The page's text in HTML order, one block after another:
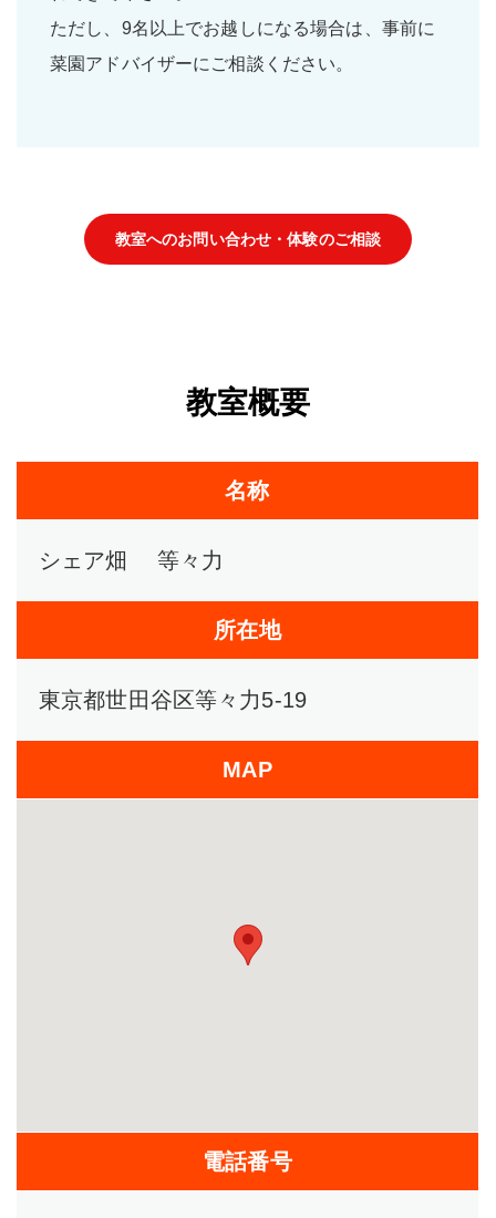
ただし、9名以上でお越しになる場合は、事前に
菜園アドバイザーにご相談ください。
教室へのお問い合わせ・体験のご相談
教室概要
名称
シェア畑 等々力
所在地
東京都世田谷区等々力5-19
MAP
電話番号